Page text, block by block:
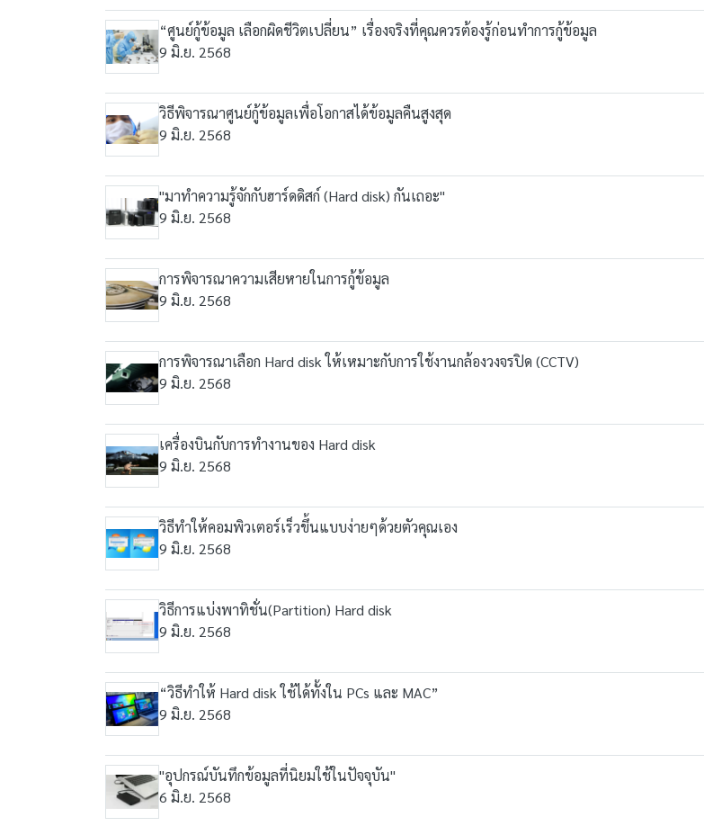
“ศูนย์กู้ข้อมูล เลือกผิดชีวิตเปลี่ยน” เรื่องจริงที่คุณควรต้องรู้ก่อนทำการกู้ข้อมูล
9 มิ.ย. 2568
วิธีพิจารณาศูนย์กู้ข้อมูลเพื่อโอกาสได้ข้อมูลคืนสูงสุด
9 มิ.ย. 2568
"มาทำความรู้จักกับฮาร์ดดิสก์ (Hard disk) กันเถอะ"
9 มิ.ย. 2568
การพิจารณาความเสียหายในการกู้ข้อมูล
9 มิ.ย. 2568
การพิจารณาเลือก Hard disk ให้เหมาะกับการใช้งานกล้องวงจรปิด (CCTV)
9 มิ.ย. 2568
เครื่องบินกับการทำงานของ Hard disk
9 มิ.ย. 2568
วิธีทําให้คอมพิวเตอร์เร็วขึ้นแบบง่ายๆด้วยตัวคุณเอง
9 มิ.ย. 2568
วิธีการแบ่งพาทิชั่น(Partition) Hard disk
9 มิ.ย. 2568
“วิธีทำให้ Hard disk ใช้ได้ทั้งใน PCs และ MAC”
9 มิ.ย. 2568
"อุปกรณ์บันทึกข้อมูลที่นิยมใช้ในปัจจุบัน"
6 มิ.ย. 2568